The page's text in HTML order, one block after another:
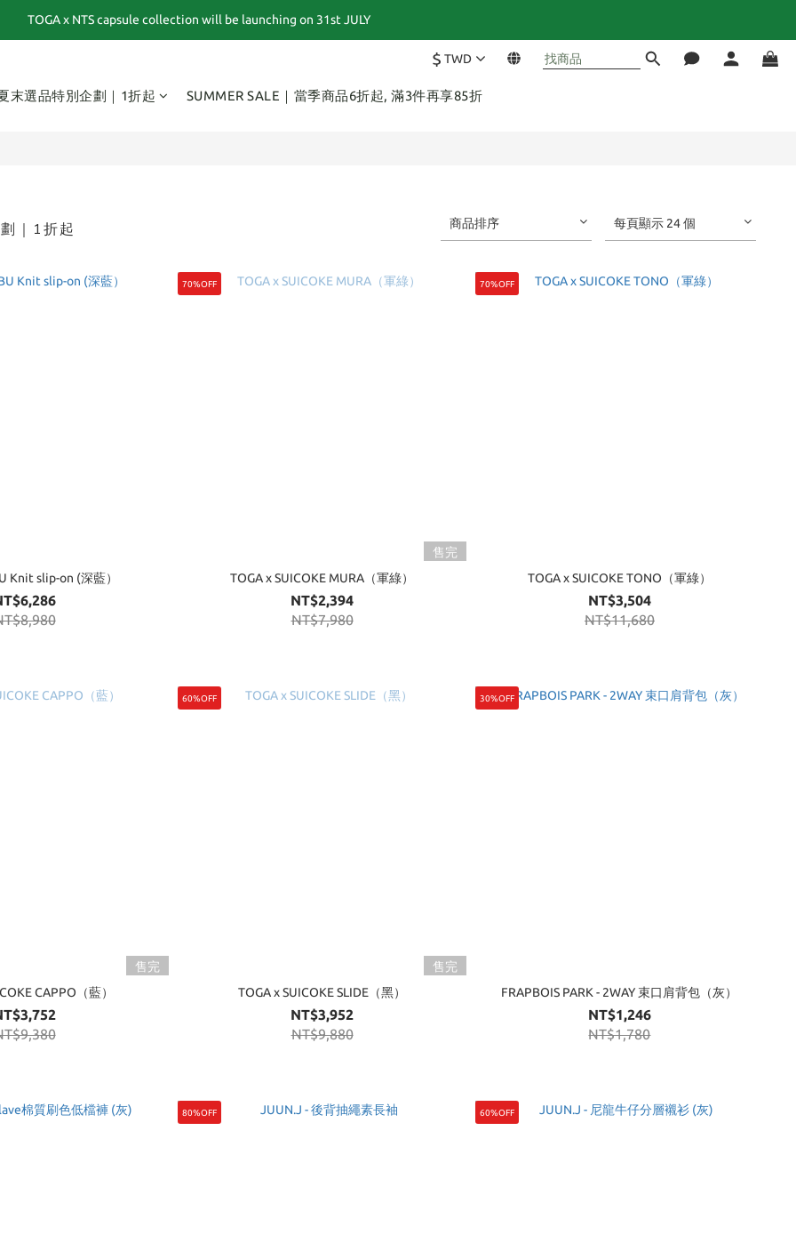
夏末選品特別企劃｜1折起｜特價商品售出後不退換貨
TOGA x NTS capsule collection will be launching on 31st JULY
$ TWD
末選品特別企劃｜1折起 SUMMER SALE｜當季商品6折起, 滿3件再享85折
｜1折起 商品排序 每頁顯示 24 個
Knit slip-on (深藍）
70%OFF
售完
TOGA x SUICOKE MURA（軍綠）
NT$2,394
NT$7,980
70%OFF
TOGA x SUICOKE TONO（軍綠）
NT$3,504
NT$11,680
售完
CAPPO（藍）
60%OFF
售完
TOGA x SUICOKE SLIDE（黑）
NT$3,952
NT$9,880
30%OFF
FRAPBOIS PARK - 2WAY 束口肩背包（灰）
NT$1,246
NT$1,780
80%OFF 60%OFF